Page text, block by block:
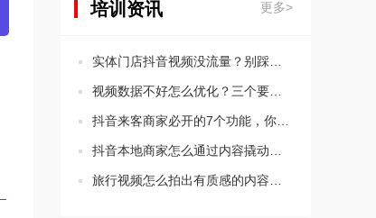
培训资讯 更多>
实体门店抖音视频没流量？别踩这5个违规坑！
视频数据不好怎么优化？三个要点教会你分析思路！
抖音来客商家必开的7个功能，你都设置了吗？
抖音本地商家怎么通过内容撬动生意增长？这三点要知道！
旅行视频怎么拍出有质感的内容？新手必学的三个技巧